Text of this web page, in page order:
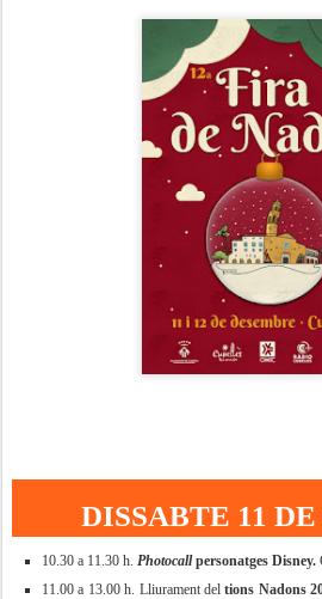
DISSABTE 11
10.30 a 11.30 h. Photocallpersonatges Disney.
11.00 a 13.00 h. Lliurament deltions Nadons